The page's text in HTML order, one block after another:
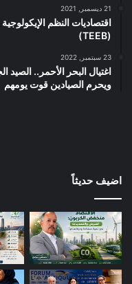
21 ديسمبر, 2021
اقتصاديات النظم
(TEEB)
23 سبتمبر, 2022
اغتيال البحر الأحمر.. الصيد
ويحرم الصيادين قوت يومهم
اضيف حديثاً